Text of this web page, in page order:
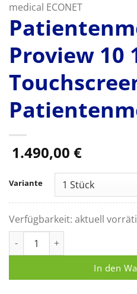
medical ECONET
Proview 10
1.490,00 €
Variante
Verfügbarkeit: aktuell
In den